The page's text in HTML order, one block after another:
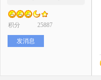
积分 25887
发消息